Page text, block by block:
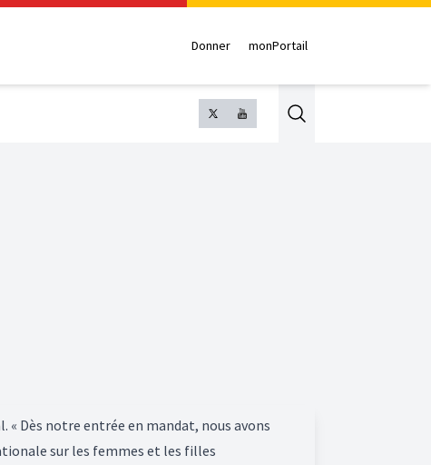
Donner monPortail
Search
« Dès notre entrée en mandat, nous avons
sur les femmes et les filles